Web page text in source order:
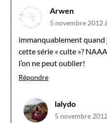
Arwen
5 novembre 2012
immanquablement quand
cette série « culte »?
l’on ne peut oublier!
Répondre
lalydo
5 novembre